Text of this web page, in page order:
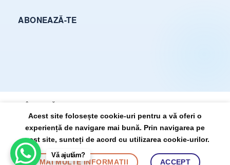
ABONEAZĂ-TE
POLITICĂ DE CONFIDENȚIALITATE
DrState.ro, propulsat pe anul 2026 ©
de:BursaSite
Vă ajutăm?
Acest site folosește cookie-uri pentru a vă oferi o
experiență de navigare mai bună. Prin navigarea pe
acest site, sunteți de acord cu utilizarea cookie-urilor.
MAI MULTE INFORMAȚII ACCEPT